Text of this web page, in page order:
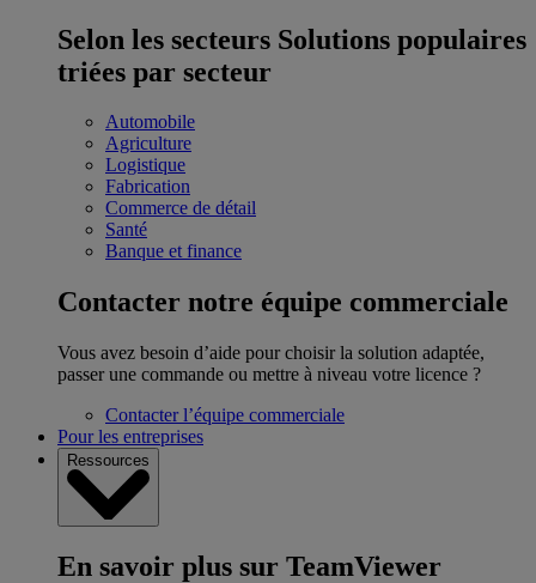
Selon les secteurs Solutions populaires
triées par secteur
Automobile
Agriculture
Logistique
Fabrication
Commerce de détail
Santé
Banque et finance
Contacter notre équipe commerciale
Vous avez besoin d’aide pour choisir la solution adaptée,
passer une commande ou mettre à niveau votre licence ?
Contacter l’équipe commerciale
Pour les entreprises
Ressources
En savoir plus sur TeamViewer